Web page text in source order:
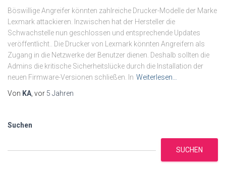
Böswillige Angreifer könnten zahlreiche Drucker-Modelle der Marke
Lexmark attackieren. Inzwischen hat der Hersteller die
Schwachstelle nun geschlossen und entsprechende Updates
veröffentlicht.. Die Drucker von Lexmark könnten Angreifern als
Zugang in die Netzwerke der Benutzer dienen. Deshalb sollten die
Admins die kritische Sicherheitslücke durch die Installation der
neuen Firmware-Versionen schließen. In Weiterlesen…
Von KA , vor 5 Jahren
Suchen
SUCHEN